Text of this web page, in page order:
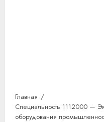
Главная
Специальность 1112000 —
оборудования